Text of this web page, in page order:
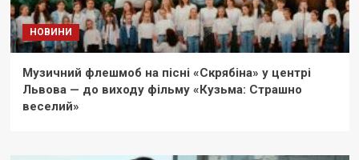
НОВИНИ
Музичний флешмоб на пісні «Скрябіна» у центрі
Львова — до виходу фільму «Кузьма: Страшно
веселий»